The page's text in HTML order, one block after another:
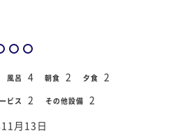
風呂 4 朝食 2 夕食 2
ビス 2 その他設備 2
月13日